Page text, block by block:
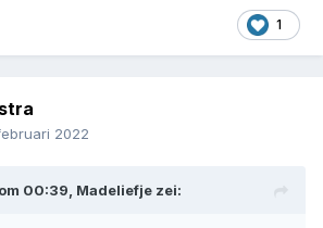
1
2022
00:39, Madeliefje zei: